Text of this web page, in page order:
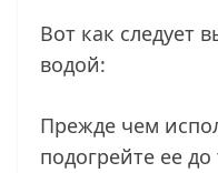
Вот как следует
водой:
Прежде чем
подогрейте ее